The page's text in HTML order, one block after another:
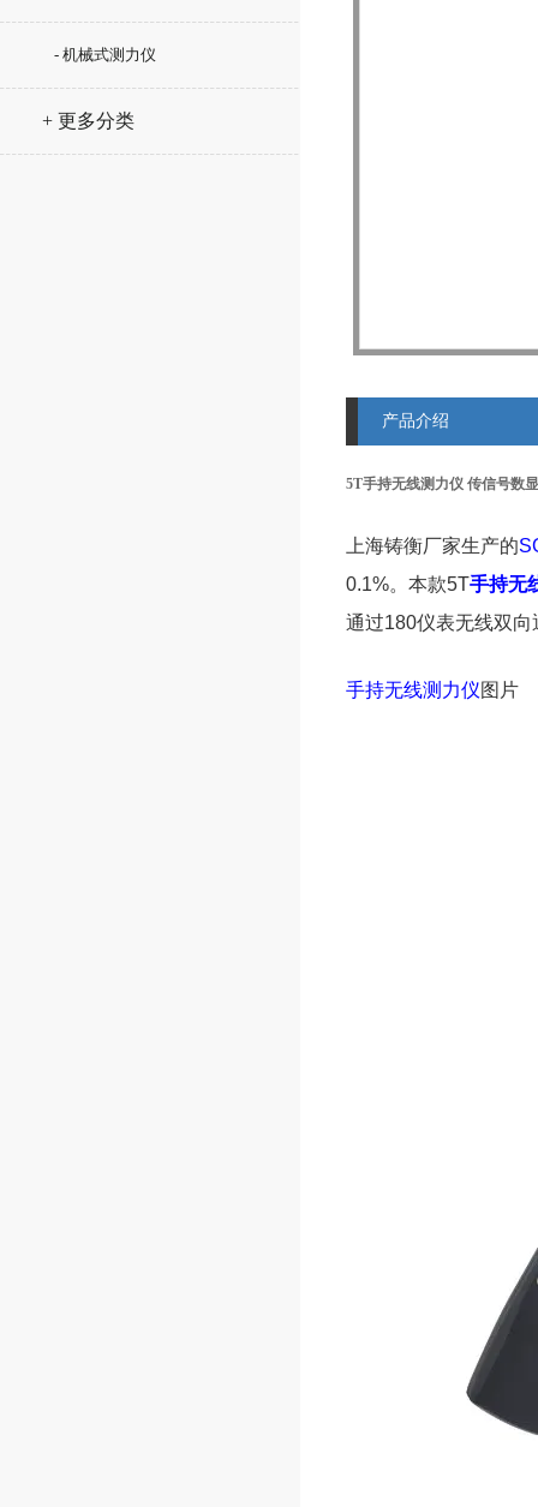
- 机械式测力仪
+ 更多分类
产品介绍
5T手持无线测力仪 传信号数
上海铸衡厂家生产的
0.1%。本款5T手持无
通过180仪表无线双
手持无线测力仪图片